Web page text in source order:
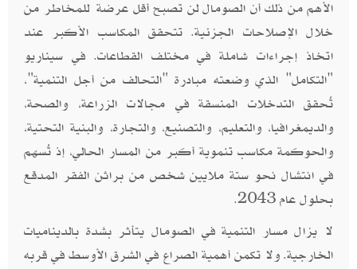
الأهم من ذلك أن الصومال لن تصبح أقل عرضةً للمخاطر من
خلال الإصلاحات الجزئية. تتحقق المكاسب الأكبر عند
اتخاذ إجراءات شاملة في مختلف القطاعات. في سيناريو
"التكامل" الذي وضعته مبادرة "التحالف من أجل التنمية"،
تُحقق التدخلات المنسقة في مجالات الزراعة، والصحة،
والديمغرافيا، والتعليم، والتصنيع، والتجارة، والبنية التحتية،
والحوكمة مكاسب تنموية أكبر من المسار الحالي، إذ تُسهم
في انتشال نحو ستة ملايين شخص من براثن الفقر المدقع
بحلول عام 2043.
لا يزال مسار التنمية في الصومال يتأثر بشدة بالديناميات
الخارجية. ولا تكمن أهمية الصراع في الشرق الأوسط في قربه